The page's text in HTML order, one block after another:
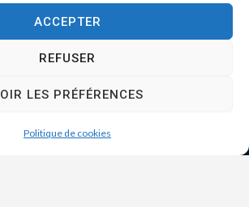
ACCEPTER
REFUSER
LES PRÉFÉRENCES
Politique de cookies